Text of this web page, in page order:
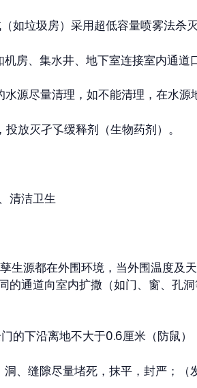
如垃圾房）采用超低容量喷雾法杀灭
房、集水井、地下室连接室内通
源尽量清理，如不能清理，在水源
放灭孑孓缓释剂（生物药剂）。
清洁卫生
生源都在外围环境，当外围温度及
的通道向室内扩撒（如门、窗、孔
的下沿离地不大于0.6厘米（防鼠）
、缝隙尽量堵死，抹平，封严；（